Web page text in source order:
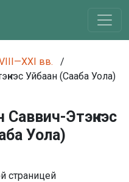
вв.
/
Уйбаан (Сааба Уола)
Этэҥкэс
Уола)
страницей